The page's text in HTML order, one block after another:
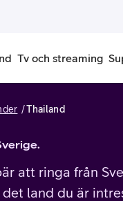
Tv och streaming
Thailand
att ringa från
land du är